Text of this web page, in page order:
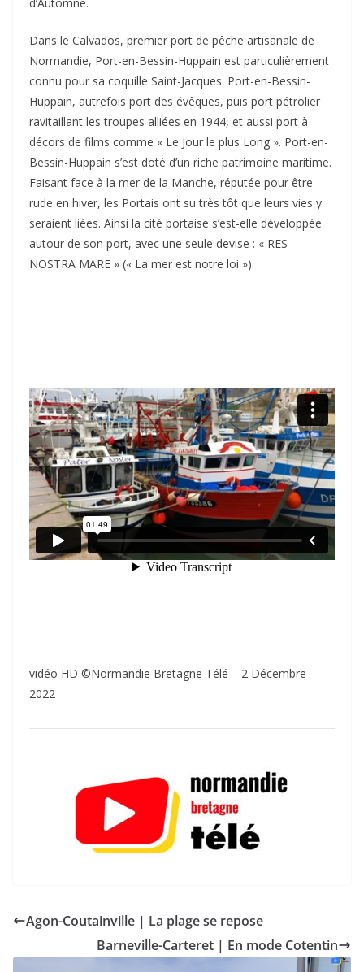
Dans le Calvados, premier port de pêche artisanale de
Normandie, Port-en-Bessin-Huppain est particulièrement
connu pour sa coquille Saint-Jacques. Port-en-Bessin-
Huppain, autrefois port des évêques, puis port pétrolier
ravitaillant les troupes alliées en 1944, et aussi port à
décors de films comme « Le Jour le plus Long ». Port-en-
Bessin-Huppain s’est doté d’un riche patrimoine maritime.
Faisant face à la mer de la Manche, réputée pour être
rude en hiver, les Portais ont su très tôt que leurs vies y
seraient liées. Ainsi la cité portaise s’est-elle développée
autour de son port, avec une seule devise : « RES
NOSTRA MARE » (« La mer est notre loi »).
vidéo HD ©Normandie Bretagne Télé – 2 Décembre
2022
Agon-Coutainville | La plage se repose
Barneville-Carteret | En mode Cotentin